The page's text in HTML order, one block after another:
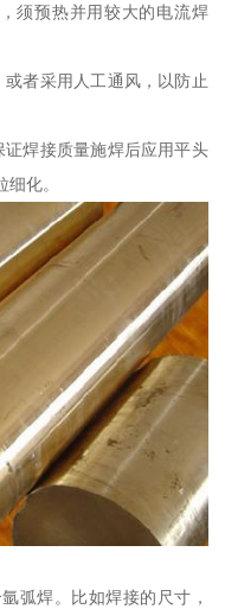
须预热并用较大的电流焊
者采用人工通风，以防止
焊接质量施焊后应用平头
化。
弧焊。比如焊接的尺寸，